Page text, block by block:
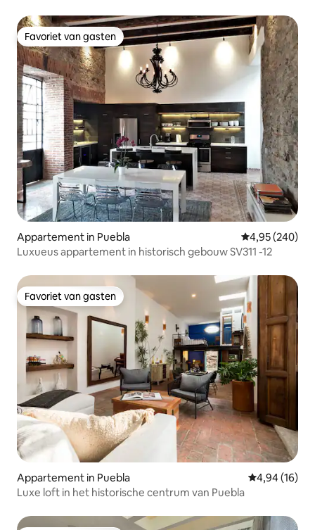
Favoriet van gasten
Favoriet van gasten
Appartement in Puebla Gemiddelde
4,95 (240)
Luxueus appartement in historisch gebouw SV311 -12
Favoriet van gasten
Favoriet van gasten
Appartement in Puebla Gemiddelde
4,94 (16)
Luxe loft in het historische centrum van Puebla